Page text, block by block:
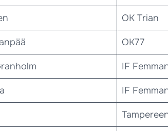
OK Trian
OK77
IF
IF